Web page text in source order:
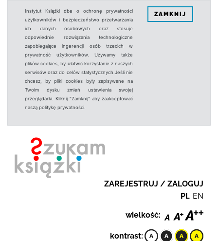
Instytut Książki dba o ochronę prywatności
użytkowników i bezpieczeństwo przetwarzania
ich danych osobowych oraz stosuje
odpowiednie rozwiązania technologiczne
zapobiegające ingerencji osób trzecich w
prywatność użytkowników. Używamy także
plików cookies, by ułatwić korzystanie z naszych
serwisów oraz do celów statystycznych.Jeśli nie
chcesz, by pliki cookies były zapisywane na
Twoim dysku zmień ustawienia swojej
przeglądarki. Kliknij "Zamknij" aby zaakceptować
naszą politykę prywatności.
ZAMKNIJ
ZAREJESTRUJ / ZALOGUJ
PL EN
wielkość:
kontrast: